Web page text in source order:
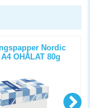
Nordic
OHÅLAT 80g